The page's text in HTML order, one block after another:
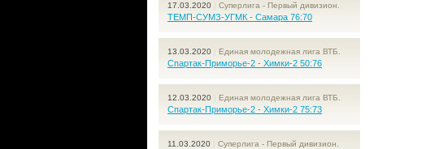
17.03.2020 Суперлига - Первый дивизион.
ТЕМП-СУМЗ-УГМК - Самара 76:70
13.03.2020 Единая молодежная лига ВТБ.
Спартак-Приморье-2 - Химки-2 50:76
12.03.2020 Единая молодежная лига ВТБ.
Спартак-Приморье-2 - Химки-2 75:73
11.03.2020 Суперлига - Первый дивизион.